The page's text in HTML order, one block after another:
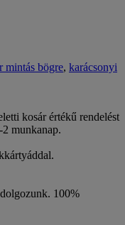
mintás bögre, karácsonyi
kosár értékű rendelést
2 munkanap.
100%